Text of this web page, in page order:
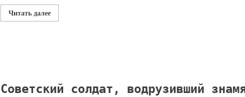
Читать далее
Советский солдат, водрузивший